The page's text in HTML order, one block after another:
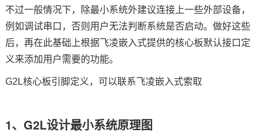
不过一般情况下，除最小系统外建议连接上一些外部设备，
例如调试串口，否则用户无法判断系统是否启动。做好这些
后，再在此基础上根据飞凌嵌入式提供的核心板默认接口定
义来添加用户需要的功能。
G2L核心板引脚定义，可以联系飞凌嵌入式索取
1、G2L设计最小系统原理图